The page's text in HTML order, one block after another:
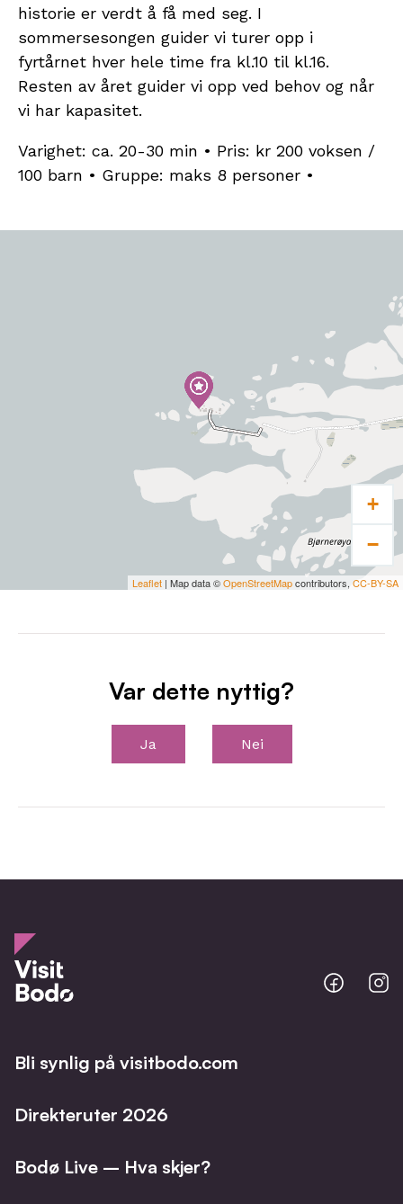
historie er verdt å få med seg. I
sommersesongen guider vi turer opp i
fyrtårnet hver hele time fra kl.10 til kl.16.
Resten av året guider vi opp ved behov og når
vi har kapasitet.
Varighet: ca. 20-30 min • Pris: kr 200 voksen /
100 barn • Gruppe: maks 8 personer •
+
−
Leaflet | Map data ©OpenStreetMapcontributors, CC-BY-SA
Var dette nyttig?
Ja Nei
Bodo
@
Bli synlig på visitbodo.com
Direkteruter 2026
Bodø Live – Hva skjer?